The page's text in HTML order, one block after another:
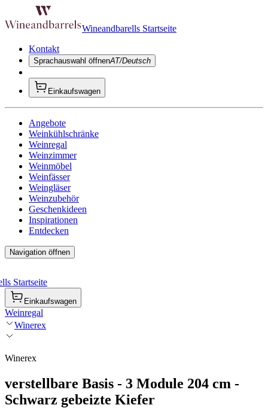
Wineandbarells Startseite
Kontakt
Sprachauswahl öffnenAT/Deutsch
Einkaufswagen
Angebote
Weinkühlschränke
Weinregal
Weinzimmer
Weinmöbel
Weinfässer
Weingläser
Weinzubehör
Geschenkideen
Inspirationen
Entdecken
Navigation öffnen
Startseite
Einkaufswagen
Weinregal
Winerex
Winerex
verstellbare Basis - 3 Module 204 cm -
Schwarz gebeizte Kiefer